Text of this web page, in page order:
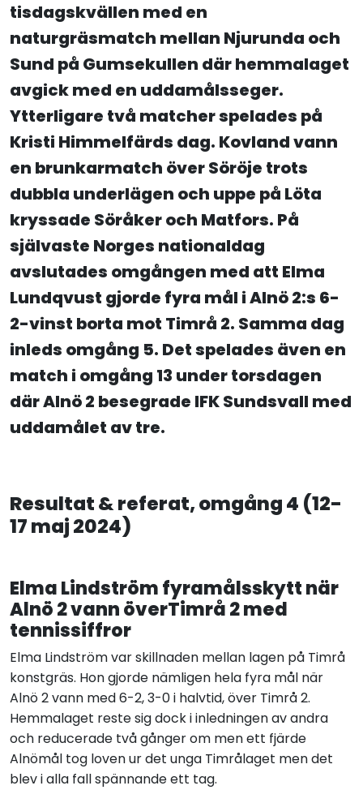
tisdagskvällen med en
naturgräsmatch mellan Njurunda och
Sund på Gumsekullen där hemmalaget
avgick med en uddamålsseger.
Ytterligare två matcher spelades på
Kristi Himmelfärds dag. Kovland vann
en brunkarmatch över Söröje trots
dubbla underlägen och uppe på Löta
kryssade Söråker och Matfors. På
självaste Norges nationaldag
avslutades omgången med att Elma
Lundqvust gjorde fyra mål i Alnö 2:s 6-
2-vinst borta mot Timrå 2. Samma dag
inleds omgång 5. Det spelades även en
match i omgång 13 under torsdagen
där Alnö 2 besegrade IFK Sundsvall med
uddamålet av tre.
Resultat & referat, omgång 4 (12-
17 maj 2024)
Elma Lindström fyramålsskytt när
Alnö 2 vann överTimrå 2 med
tennissiffror
Elma Lindström var skillnaden mellan lagen på Timrå
konstgräs. Hon gjorde nämligen hela fyra mål när
Alnö 2 vann med 6-2, 3-0 i halvtid, över Timrå 2.
Hemmalaget reste sig dock i inledningen av andra
och reducerade två gånger om men ett fjärde
Alnömål tog loven ur det unga Timrålaget men det
blev i alla fall spännande ett tag.